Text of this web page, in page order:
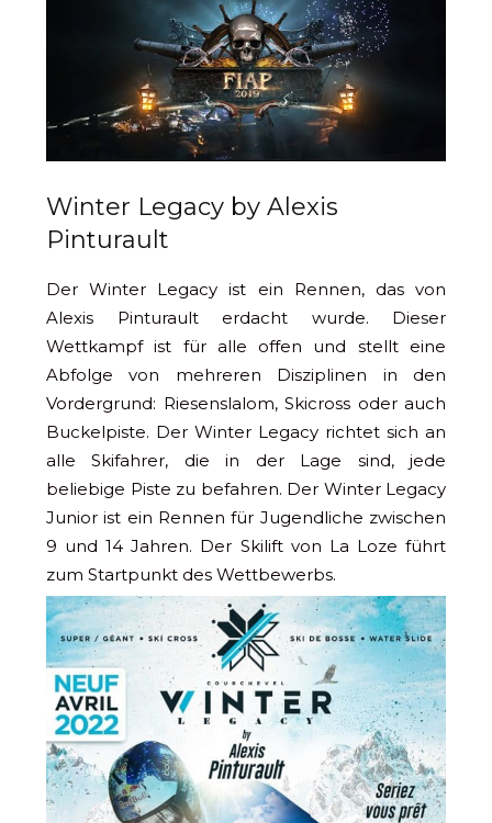
Winter Legacy by Alexis
Pinturault
Der Winter Legacy ist ein Rennen, das von
Alexis Pinturault erdacht wurde. Dieser
Wettkampf ist für alle offen und stellt eine
Abfolge von mehreren Disziplinen in den
Vordergrund: Riesenslalom, Skicross oder auch
Buckelpiste. Der Winter Legacy richtet sich an
alle Skifahrer, die in der Lage sind, jede
beliebige Piste zu befahren. Der Winter Legacy
Junior ist ein Rennen für Jugendliche zwischen
9 und 14 Jahren. Der Skilift von La Loze führt
zum Startpunkt des Wettbewerbs.